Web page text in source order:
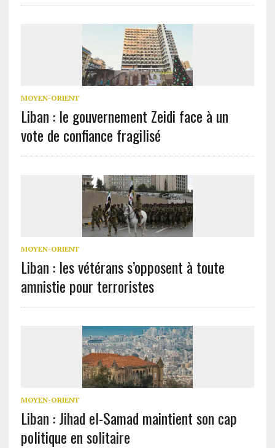
MOYEN-ORIENT
Liban : le gouvernement Zeidi face à un
vote de confiance fragilisé
MOYEN-ORIENT
Liban : les vétérans s’opposent à toute
amnistie pour terroristes
MOYEN-ORIENT
Liban : Jihad el-Samad maintient son cap
politique en solitaire